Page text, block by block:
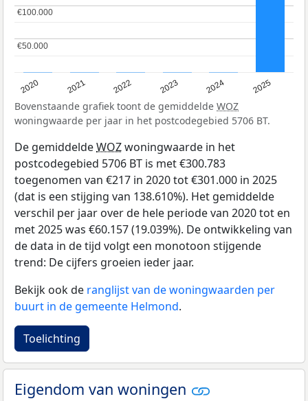
2020 2021 2022 2023 2024 2025
€50.000
€50.000
€100.000
€100.000
Bovenstaande grafiek toont de gemiddelde WOZ
woningwaarde per jaar in het postcodegebied 5706 BT.
De gemiddeldeWOZwoningwaarde in het
postcodegebied 5706 BT is met €300.783
toegenomen van €217 in 2020 tot €301.000 in 2025
(dat is een stijging van 138.610%). Het gemiddelde
verschil per jaar over de hele periode van 2020 tot en
met 2025 was €60.157 (19.039%). De ontwikkeling van
de data in de tijd volgt een monotoon stijgende
trend: De cijfers groeien ieder jaar.
Bekijk ook de ranglijst van de woningwaarden per
buurt in de gemeente Helmond.
Toelichting
Eigendom van woningen